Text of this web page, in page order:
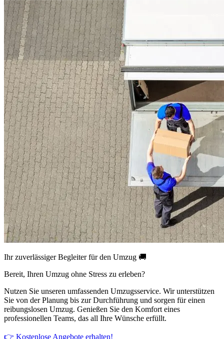
Ihr zuverlässiger Begleiter für den Umzug 🚚
Bereit, Ihren Umzug ohne Stress zu erleben?
Nutzen Sie unseren umfassenden Umzugsservice. Wir unterstützen
Sie von der Planung bis zur Durchführung und sorgen für einen
reibungslosen Umzug. Genießen Sie den Komfort eines
professionellen Teams, das all Ihre Wünsche erfüllt.
👉 Kostenlose Angebote erhalten!